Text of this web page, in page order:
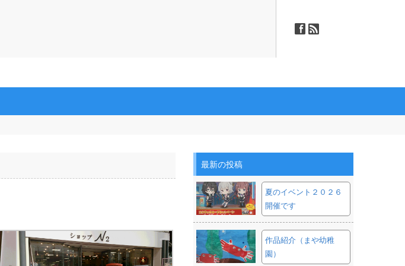
ä ñ
最新の投稿
夏のイベント２０２６
開催です
作品紹介（まや幼稚
園）